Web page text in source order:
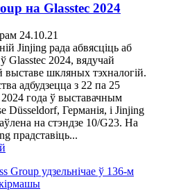
на Glasstec 2024
24.10.21
Jinjing рада абвясціць аб
ў Glasstec 2024, вядучай
выставе шкляных тэхналогій.
адбудзецца з 22 па 25
2024 года ў выставачным
Düsseldorf, Германія, і Jinjing
на стэндзе 10/G23. На
прадставіць...